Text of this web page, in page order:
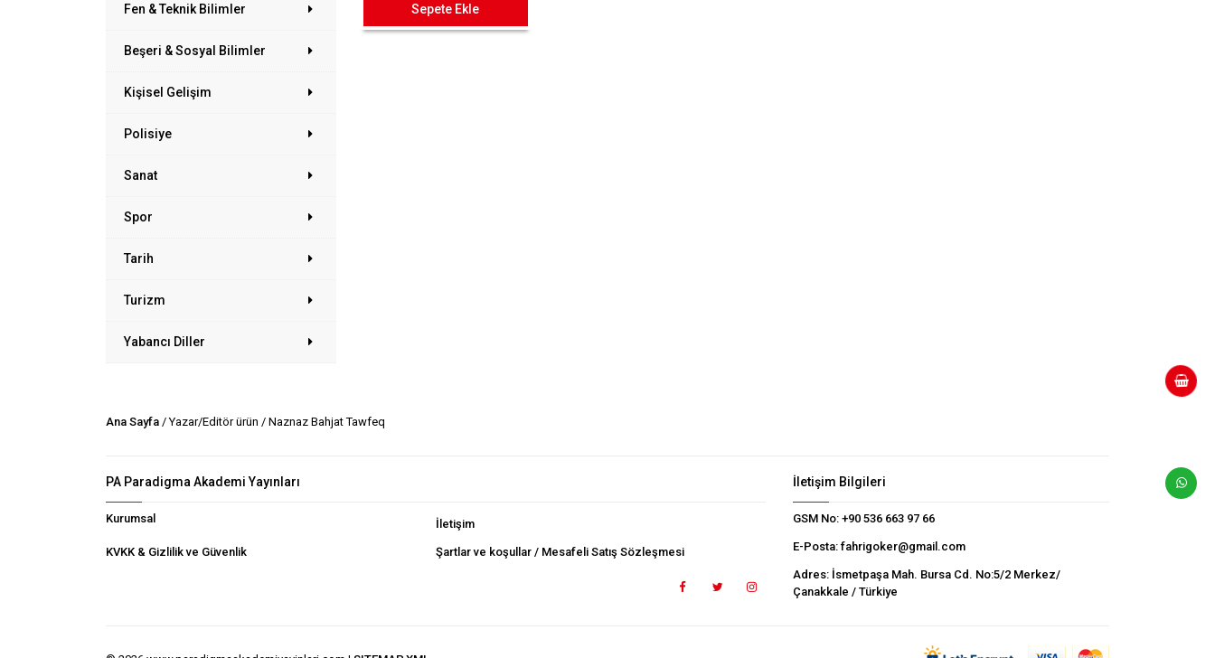
Fen & Teknik Bilimler
Beşeri & Sosyal Bilimler
Kişisel Gelişim
Polisiye
Sanat
Spor
Tarih
Turizm
Yabancı Diller
Sepete Ekle
Ana Sayfa / Yazar/Editör ürün / Naznaz Bahjat Tawfeq
PA Paradigma Akademi Yayınları
Kurumsal İletişim
KVKK & Gizlilik ve Güvenlik Şartlar ve koşullar / Mesafeli Satış Sözleşmesi
İletişim Bilgileri
GSM No: +90 536 663 97 66
E-Posta: fahrigoker@gmail.com
Adres: İsmetpaşa Mah. Bursa Cd. No:5/2 Merkez/
Çanakkale / Türkiye